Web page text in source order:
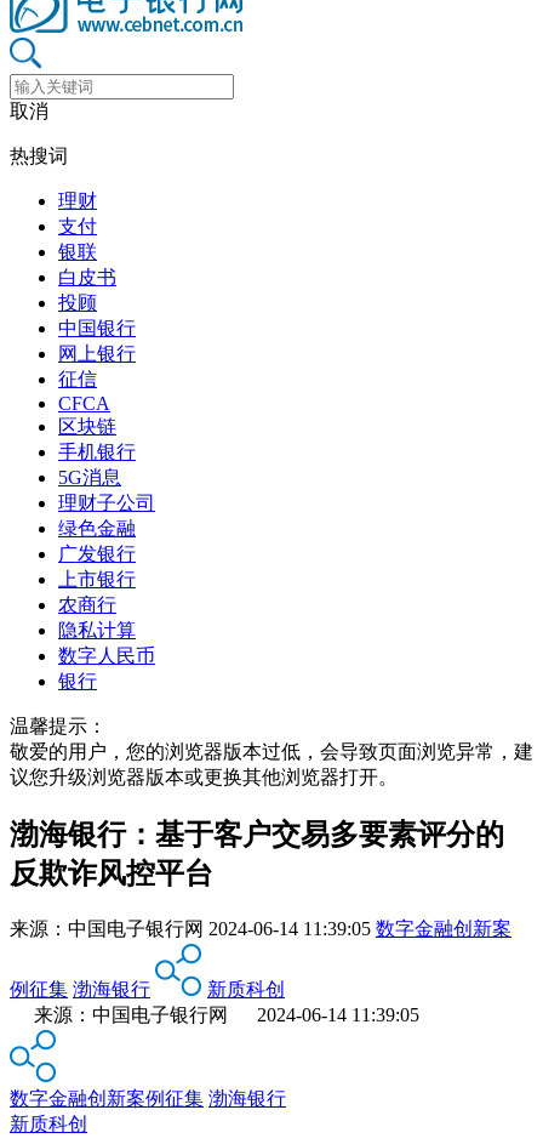
取消
热搜词
理财
支付
银联
白皮书
投顾
中国银行
网上银行
征信
CFCA
区块链
手机银行
5G消息
理财子公司
绿色金融
广发银行
上市银行
农商行
隐私计算
数字人民币
银行
温馨提示：
敬爱的用户，您的浏览器版本过低，会导致页面浏览异常，建
议您升级浏览器版本或更换其他浏览器打开。
渤海银行：基于客户交易多要素评分的
反欺诈风控平台
来源： 中国电子银行网 2024-06-14 11:39:05 数字金融创新案
例征集 渤海银行
新质科创
来源：中国电子银行网 2024-06-14 11:39:05
数字金融创新案例征集 渤海银行
新质科创